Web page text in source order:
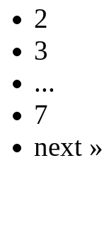
2
3
...
7
next »